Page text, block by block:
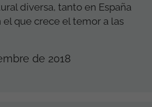
diversa, tanto en España
el que crece el temor a las
de 2018